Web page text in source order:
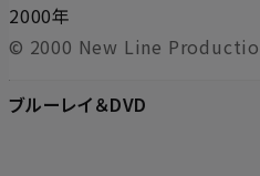
2000年
© 2000 New Line
ブルーレイ＆DVD